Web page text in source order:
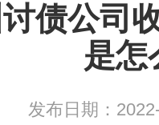
债公司
是怎
发布日期：